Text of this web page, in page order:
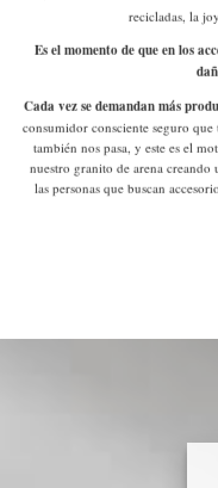
recicladas,
Es el momento de que en los
Cada vez se demandan más
consumidor consciente seguro que
también nos pasa, y este es el
nuestro granito de arena creando
las personas que buscan